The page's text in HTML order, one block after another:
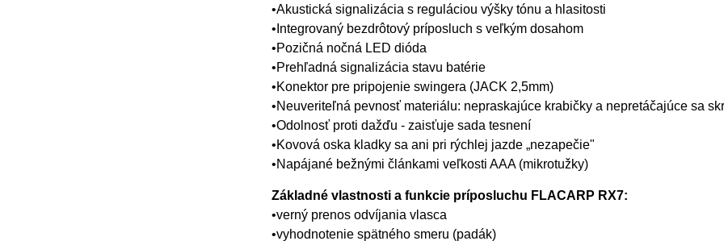
•Akustická signalizácia s reguláciou výšky tónu a hlasitosti
•Integrovaný bezdrôtový príposluch s veľkým dosahom
•Pozičná nočná LED dióda
•Prehľadná signalizácia stavu batérie
•Konektor pre pripojenie swingera (JACK 2,5mm)
•Neuveriteľná pevnosť materiálu: nepraskajúce krabičky a nepretáčajúce sa
•Odolnosť proti dažďu - zaisťuje sada tesnení
•Kovová oska kladky sa ani pri rýchlej jazde „nezapečie"
•Napájané bežnými článkami veľkosti AAA (mikrotužky)
Základné vlastnosti a funkcie príposluchu FLACARP RX7:
•verný prenos odvíjania vlasca
•vyhodnotenie spätného smeru (padák)